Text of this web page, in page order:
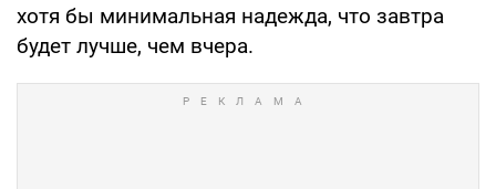
хотя бы минимальная надежда, что завтра
будет лучше, чем вчера.